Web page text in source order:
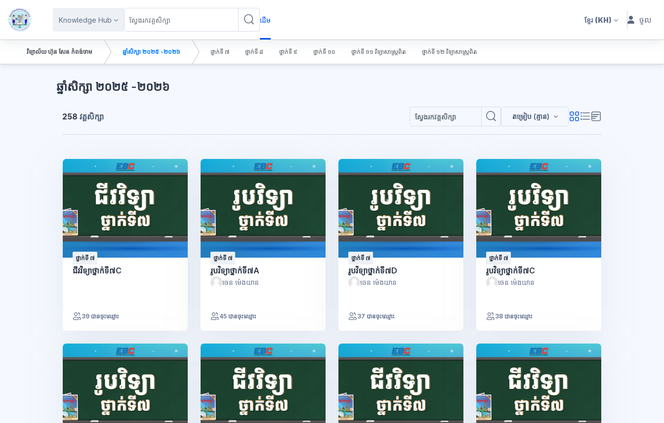
រំលងទៅកាន់មាតិកាមេ
Knowledge Hub
ស្វែងរកវគ្គសិក្សា
ដើម ខ្មែរ (KH) ចូល
ឆ្នាំសិក្សា ២០២៥ -២០២៦
វិទ្យាល័យ ហ៊ុន សែន កំពង់ចាម ឆ្នាំសិក្សា ២០២៥ -២០២៦ ថ្នាក់ទី ៧ ថ្នាក់ទី ៨ ថ្នាក់ទី ៩ ថ្នាក់ទី ១០ ថ្នាក់ទី ១១ វិទ្យាសាស្រ្តពិត ថ្នាក់ទី ១២ វិទ្យាសាស្រ្តពិត
258 វគ្គសិក្សា
ស្វែងរកវគ្គសិក្សា
ស្វែងរកវគ្គសិក្សា
តម្រៀប (គ្មាន)
ថ្នាក់ទី ៧
ជីវវិទ្យាថ្នាក់ទី៧C
39 បានចុះឈ្មោះ
ថ្នាក់ទី ៧
រូបវិទ្យាថ្នាក់ទី៧A
ចេន ម៉េងយាន
45 បានចុះឈ្មោះ
ថ្នាក់ទី ៧
រូបវិទ្យាថ្នាក់ទី៧D
ចេន ម៉េងយាន
37 បានចុះឈ្មោះ
ថ្នាក់ទី ៧
រូបវិទ្យាថ្នាក់ទី៧C
ចេន ម៉េងយាន
38 បានចុះឈ្មោះ